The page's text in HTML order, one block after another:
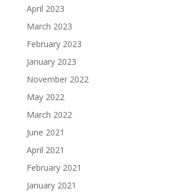
April 2023
March 2023
February 2023
January 2023
November 2022
May 2022
March 2022
June 2021
April 2021
February 2021
January 2021